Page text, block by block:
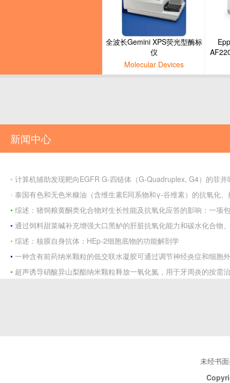
全波长Gemini XPS荧光型酶标
仪
Molecular Devices
新闻中心
• 计算机辅助发现靶向EGFR G-四链体（G-Quadruplex, G4）的菲并咪唑
• 泰国有色和无色米糠油（含维生素E同系物和γ-谷维素）的抗氧化
• 综述：猪饲粮黄酮类化合物对生长性能及抗氧化应答的影响：一项包含
• 通过饲料甜菜碱补充增强大口黑鲈的肝脏抗氧化能力和碳水化合物
• 综述：核膜自身抗体：HEp-2细胞底物的功能解剖学
• 一种含有前药纳米颗粒的低交联水凝胶可通过调节神经炎症和细胞
• 超声诱导硝酸异山梨酯纳米颗粒释放一氧化氮，用于牙周炎的按需
未经书